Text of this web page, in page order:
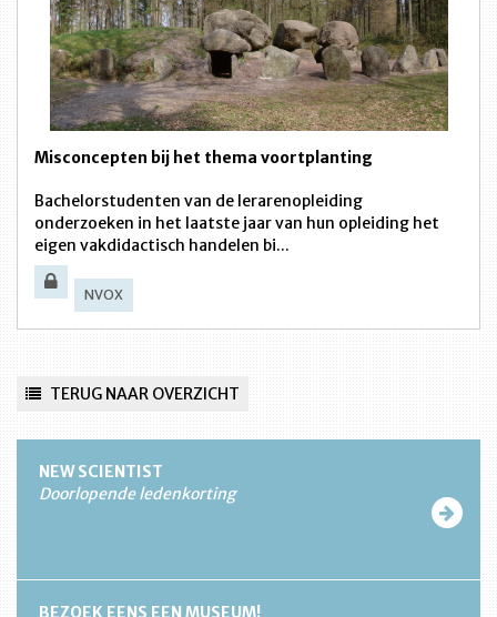
Misconcepten bij het thema voortplanting
Bachelorstudenten van de lerarenopleiding
onderzoeken in het laatste jaar van hun opleiding het
eigen vakdidactisch handelen bi...
NVOX
TERUG NAAR OVERZICHT
NEW SCIENTIST
Doorlopende ledenkorting
BEZOEK EENS EEN MUSEUM!